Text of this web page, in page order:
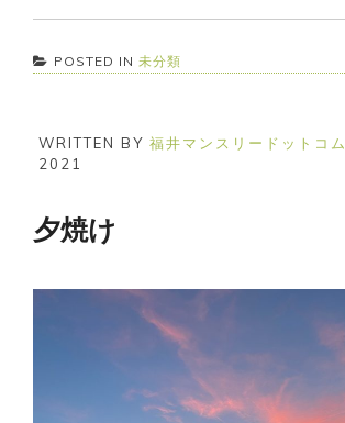
POSTED IN 未分類
WRITTEN BY 福井マンスリードットコム
2021
夕焼け